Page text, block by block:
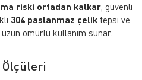
riski ortadan kalkar , güvenli
304 paslanmaz çeliktepsi ve
uzun ömürlü kullanım sunar.
Ölçüleri